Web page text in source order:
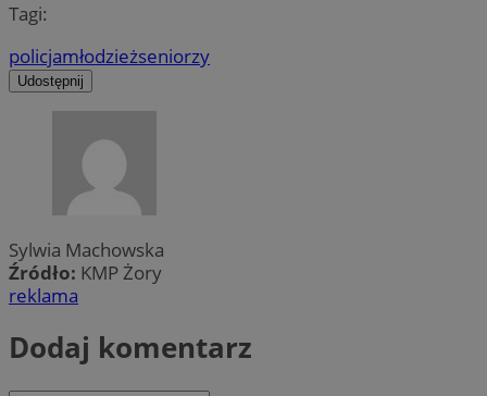
Tagi:
policjamłodzieżseniorzy
Udostępnij
Sylwia Machowska
Źródło: KMP Żory
reklama
Dodaj komentarz